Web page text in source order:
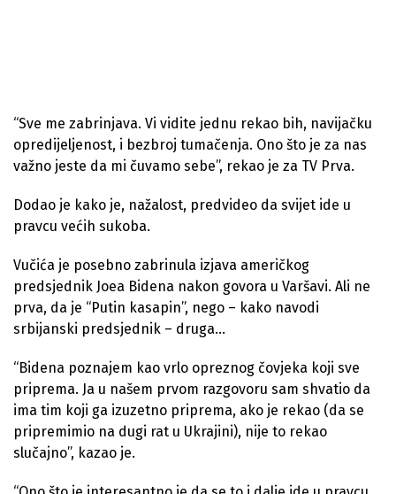
“Sve me zabrinjava. Vi vidite jednu rekao bih, navijačku
opredijeljenost, i bezbroj tumačenja. Ono što je za nas
važno jeste da mi čuvamo sebe”, rekao je za TV Prva.
Dodao je kako je, nažalost, predvideo da svijet ide u
pravcu većih sukoba.
Vučića je posebno zabrinula izjava američkog
predsjednik Joea Bidena nakon govora u Varšavi. Ali ne
prva, da je “Putin kasapin”, nego – kako navodi
srbijanski predsjednik – druga…
“Bidena poznajem kao vrlo opreznog čovjeka koji sve
priprema. Ja u našem prvom razgovoru sam shvatio da
ima tim koji ga izuzetno priprema, ako je rekao (da se
pripremimio na dugi rat u Ukrajini), nije to rekao
slučajno”, kazao je.